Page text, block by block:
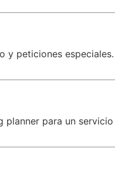
peticiones
para un